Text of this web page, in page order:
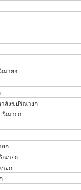
ณายก
าสังฆปริณายก
ริณายก
ยก
ณายก
ายก